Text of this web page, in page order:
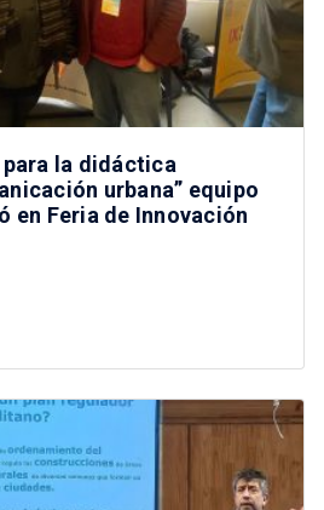
para la didáctica
urbana” equipo
en Feria de Innovación